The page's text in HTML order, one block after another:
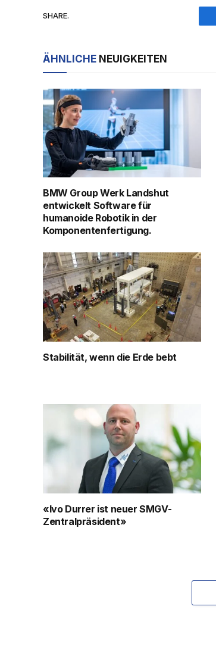
SHARE.
ÄHNLICHE NEUIGKEITEN
BMW Group Werk Landshut
entwickelt Software für
humanoide Robotik in der
Komponentenfertigung.
Stabilität, wenn die Erde bebt
«Ivo Durrer ist neuer SMGV-
Zentralpräsident»